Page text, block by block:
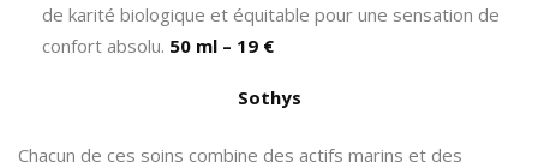
de karité biologique et équitable pour une sensation de
confort absolu. 50 ml – 19 €
Sothys
Chacun de ces soins combine des actifs marins et des